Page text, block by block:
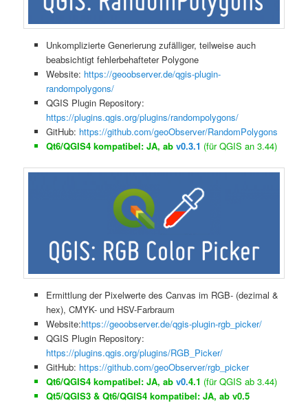
Unkomplizierte Generierung zufälliger, teilweise auch
beabsichtigt fehlerbehafteter Polygone
Website: https://geoobserver.de/qgis-plugin-
randompolygons/
QGIS Plugin Repository:
https://plugins.qgis.org/plugins/randompolygons/
GitHub: https://github.com/geoObserver/RandomPolygons
Qt6/QGIS4 kompatibel: JA, ab v0.3.1 (für QGIS an 3.44)
Ermittlung der Pixelwerte des Canvas im RGB- (dezimal &
hex), CMYK- und HSV-Farbraum
Website:https://geoobserver.de/qgis-plugin-rgb_picker/
QGIS Plugin Repository:
https://plugins.qgis.org/plugins/RGB_Picker/
GitHub: https://github.com/geoObserver/rgb_picker
Qt6/QGIS4 kompatibel: JA, ab v0.4.1 (für QGIS ab 3.44)
Qt5/QGIS3 & Qt6/QGIS4 kompatibel: JA, ab v0.5